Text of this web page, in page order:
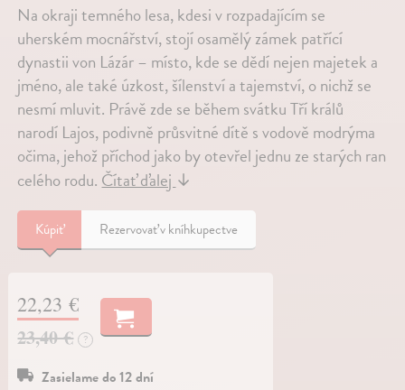
Na okraji temného lesa, kdesi v rozpadajícím se
uherském mocnářství, stojí osamělý zámek patřící
dynastii von Lázár – místo, kde se dědí nejen majetek a
jméno, ale také úzkost, šílenství a tajemství, o nichž se
nesmí mluvit. Právě zde se během svátku Tří králů
narodí Lajos, podivně průsvitné dítě s vodově modrýma
očima, jehož příchod jako by otevřel jednu ze starých ran
celého rodu. Čítať ďalej ↓
Kúpiť Rezervovať v kníhkupectve
22,23 €
23,40 €
?
Zasielame do 12 dní